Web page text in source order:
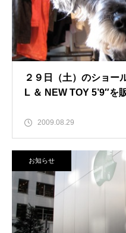
２９日（土）のショー
L ＆ NEW TOY 5’9″を
2009.08.29
お知らせ